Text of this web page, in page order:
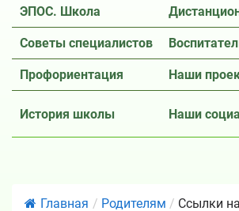
ЭПОС. Школа
Советы специалистов
Профориентация Наши
История школы Наши
Главная / Родителям / Ссылки